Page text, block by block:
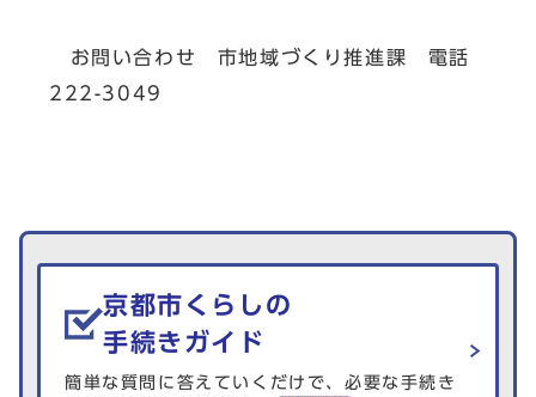
お問い合わせ 市地域づくり推進課 電話
222-3049
生活情報を探す
京都市くらしの
手続きガイド
簡単な質問に答えていくだけで、必要な手続き